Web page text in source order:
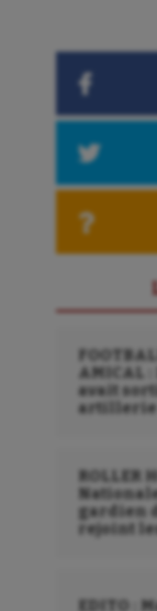
AMICAL :
avait
artillerie
ROLLER
gardien
rejoint
EDITO :